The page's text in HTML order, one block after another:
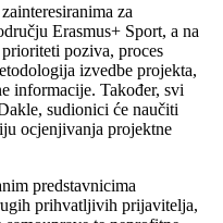
za
Erasmus+ Sport, a na
poziva, proces
izvedbe projekta,
informacije. Također, svi
sudionici će naučiti
ocjenjivanja projektne
predstavnicima
prihvatljivih prijavitelja,